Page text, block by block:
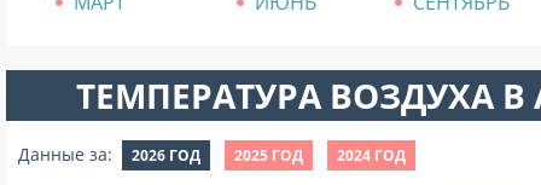
ТЕМПЕРАТУРА ВОЗДУХА В
Данные за: 2026 ГОД 2025 ГОД 2024 ГОД